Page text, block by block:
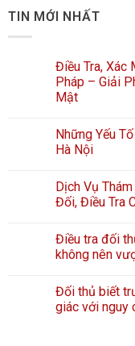
TIN MỚI NHẤT
Điều Tra, Xác
Pháp – Giải
Mật
Những Yếu
Hà Nội
Dịch Vụ
Đối, Điều Tra
Điều tra đối
không nên
Đối thủ biết
giác với nguy